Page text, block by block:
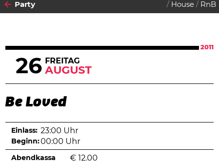
Party House RnB
2011
26 FREITAG
AUGUST
Be Loved
Einlass: 23:00 Uhr
Beginn:00:00 Uhr
Abendkassa € 12.00